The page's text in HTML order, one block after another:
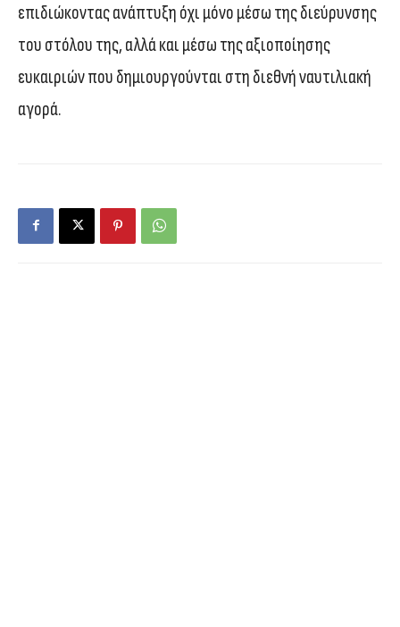
επιδιώκοντας ανάπτυξη όχι μόνο μέσω της διεύρυνσης
του στόλου της, αλλά και μέσω της αξιοποίησης
ευκαιριών που δημιουργούνται στη διεθνή ναυτιλιακή
αγορά.